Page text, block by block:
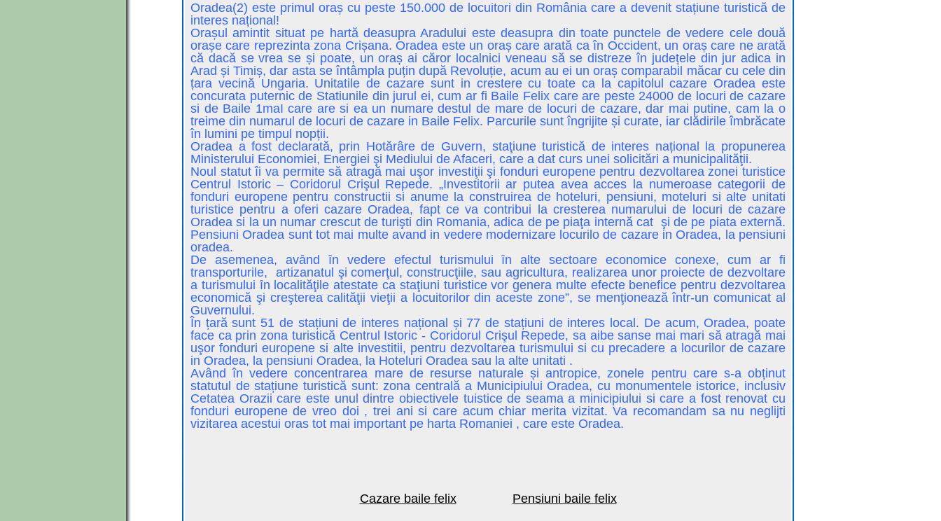
Oradea(2) este primul oraș cu peste 150.000 de locuitori din România care a devenit stațiune turistică de
interes național!
Orașul amintit situat pe hartă deasupra Aradului este deasupra din toate punctele de vedere cele două
orașe care reprezinta zona Crișana. Oradea este un oraș care arată ca în Occident, un oraș care ne arată
că dacă se vrea se și poate, un oraș ai căror localnici veneau să se distreze în județele din jur adica in
Arad și Timiș, dar asta se întâmpla puțin după Revoluție, acum au ei un oraș comparabil măcar cu cele din
țara vecină Ungaria. Unitatile de cazare sunt in crestere cu toate ca la capitolul cazare Oradea este
concurata puternic de Statiunile din jurul ei, cum ar fi Baile Felix care are peste 24000 de locuri de cazare
si de Baile 1maI care are si ea un numare destul de mare de locuri de cazare, dar mai putine, cam la o
treime din numarul de locuri de cazare in Baile Felix. Parcurile sunt îngrijite și curate, iar clădirile îmbrăcate
în lumini pe timpul nopții.
Oradea a fost declarată, prin Hotărâre de Guvern, staţiune turistică de interes național la propunerea
Ministerului Economiei, Energiei şi Mediului de Afaceri, care a dat curs unei solicitări a municipalităţii.
Noul statut îi va permite să atragă mai uşor investiţii şi fonduri europene pentru dezvoltarea zonei turistice
Centrul Istoric – Coridorul Crişul Repede. „Investitorii ar putea avea acces la numeroase categorii de
fonduri europene pentru constructii si anume la construirea de hoteluri, pensiuni, moteluri si alte unitati
turistice pentru a oferi cazare Oradea, fapt ce va contribui la cresterea numarului de locuri de cazare
Oradea si la un numar crescut de turişti din Romania, adica de pe piaţa internă cat şi de pe piata externă.
Pensiuni Oradea sunt tot mai multe avand in vedere modernizare locurilo de cazare in Oradea, la pensiuni
oradea.
De asemenea, avȃnd ȋn vedere efectul turismului ȋn alte sectoare economice conexe, cum ar fi
transporturile, artizanatul şi comerţul, construcţiile, sau agricultura, realizarea unor proiecte de dezvoltare
a turismului ȋn localităţile atestate ca staţiuni turistice vor genera multe efecte benefice pentru dezvoltarea
economică şi creşterea calităţii vieţii a locuitorilor din aceste zone”, se menţionează într-un comunicat al
Guvernului.
În țară sunt 51 de stațiuni de interes național și 77 de stațiuni de interes local. De acum, Oradea, poate
face ca prin zona turistică Centrul Istoric - Coridorul Crişul Repede, sa aibe sanse mai mari să atragă mai
uşor fonduri europene si alte investitii, pentru dezvoltarea turismului si cu precadere a locurilor de cazare
in Oradea, la pensiuni Oradea, la Hoteluri Oradea sau la alte unitati .
Având în vedere concentrarea mare de resurse naturale și antropice, zonele pentru care s-a obținut
statutul de stațiune turistică sunt: zona centrală a Municipiului Oradea, cu monumentele istorice, inclusiv
Cetatea Orazii care este unul dintre obiectivele tuistice de seama a minicipiului si care a fost renovat cu
fonduri europene de vreo doi , trei ani si care acum chiar merita vizitat. Va recomandam sa nu neglijti
vizitarea acestui oras tot mai important pe harta Romaniei , care este Oradea.
Cazare baile felix Pensiuni baile felix